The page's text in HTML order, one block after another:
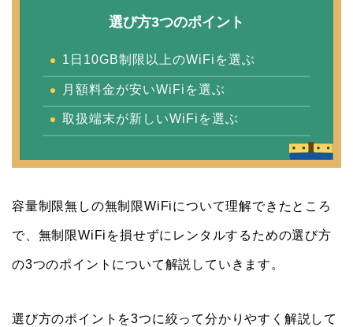
選び方3つのポイント
1日10GB制限以上のWiFiを選ぶ
月額料金が安いWiFiを選ぶ
取扱端末が新しいWiFiを選ぶ
容量制限無しの無制限WiFiについて理解できたところ
で、無制限WiFiを損せずにレンタルするための選び方
の3つのポイントについて解説していきます。
選び方のポイントを3つに絞って分かりやすく解説して